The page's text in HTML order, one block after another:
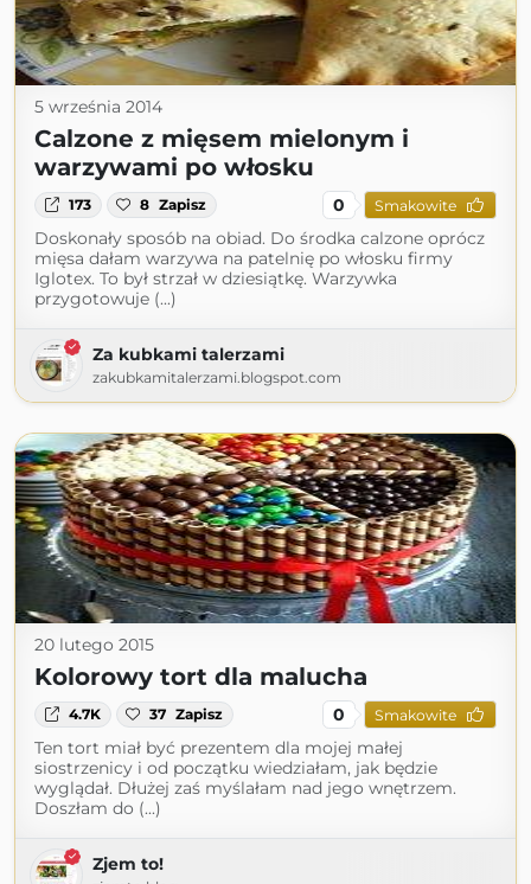
5 września 2014
Calzone z mięsem mielonym i
warzywami po włosku
173 8 Zapisz 0 Smakowite
Doskonały sposób na obiad. Do środka calzone oprócz
mięsa dałam warzywa na patelnię po włosku firmy
Iglotex. To był strzał w dziesiątkę. Warzywka
przygotowuje (...)
Za kubkami talerzami
zakubkamitalerzami.blogspot.com
20 lutego 2015
Kolorowy tort dla malucha
4.7K 37 Zapisz 0 Smakowite
Ten tort miał być prezentem dla mojej małej
siostrzenicy i od początku wiedziałam, jak będzie
wyglądał. Dłużej zaś myślałam nad jego wnętrzem.
Doszłam do (...)
Zjem to!